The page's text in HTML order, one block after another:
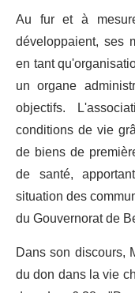
Au fur et à
développaient, ses
en tant
un organe
objectifs.
conditions de vie
de biens de
de santé,
situation des
du Gouvernorat de
Dans son discours,
du don dans la vie